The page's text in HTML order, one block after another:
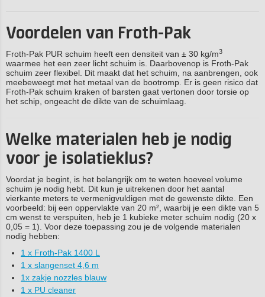
Voordelen van Froth-Pak
Froth-Pak PUR schuim heeft een densiteit van ± 30 kg/m3
waarmee het een zeer licht schuim is. Daarbovenop is Froth-Pak
schuim zeer flexibel. Dit maakt dat het schuim, na aanbrengen, ook
meebeweegt met het metaal van de bootromp. Er is geen risico dat
Froth-Pak schuim kraken of barsten gaat vertonen door torsie op
het schip, ongeacht de dikte van de schuimlaag.
Welke materialen heb je nodig
voor je isolatieklus?
Voordat je begint, is het belangrijk om te weten hoeveel volume
schuim je nodig hebt. Dit kun je uitrekenen door het aantal
vierkante meters te vermenigvuldigen met de gewenste dikte. Een
voorbeeld: bij een oppervlakte van 20 m², waarbij je een dikte van 5
cm wenst te verspuiten, heb je 1 kubieke meter schuim nodig (20 x
0,05 = 1). Voor deze toepassing zou je de volgende materialen
nodig hebben:
1 x Froth-Pak 1400 L
1 x slangenset 4,6 m
1x zakje nozzles blauw
1 x PU cleaner